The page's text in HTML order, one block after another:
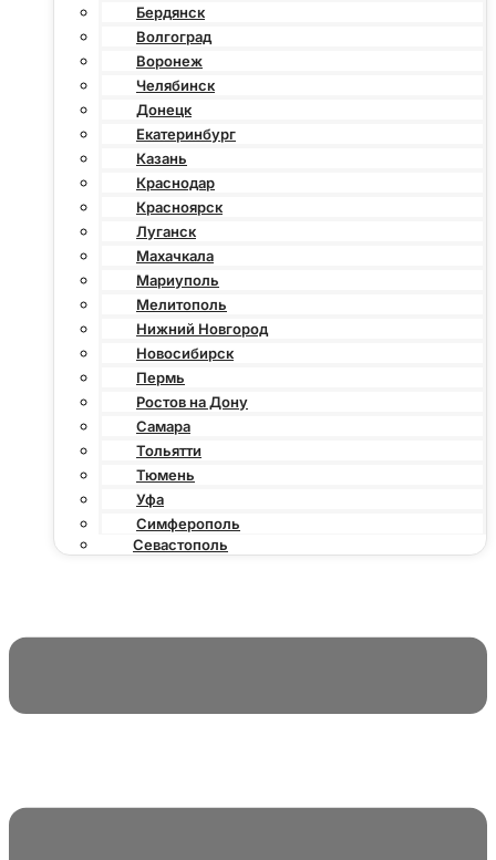
Бердянск
Волгоград
Воронеж
Челябинск
Донецк
Екатеринбург
Казань
Краснодар
Красноярск
Луганск
Махачкала
Мариуполь
Мелитополь
Нижний Новгород
Новосибирск
Пермь
Ростов на Дону
Самара
Тольятти
Тюмень
Уфа
Симферополь
Севастополь